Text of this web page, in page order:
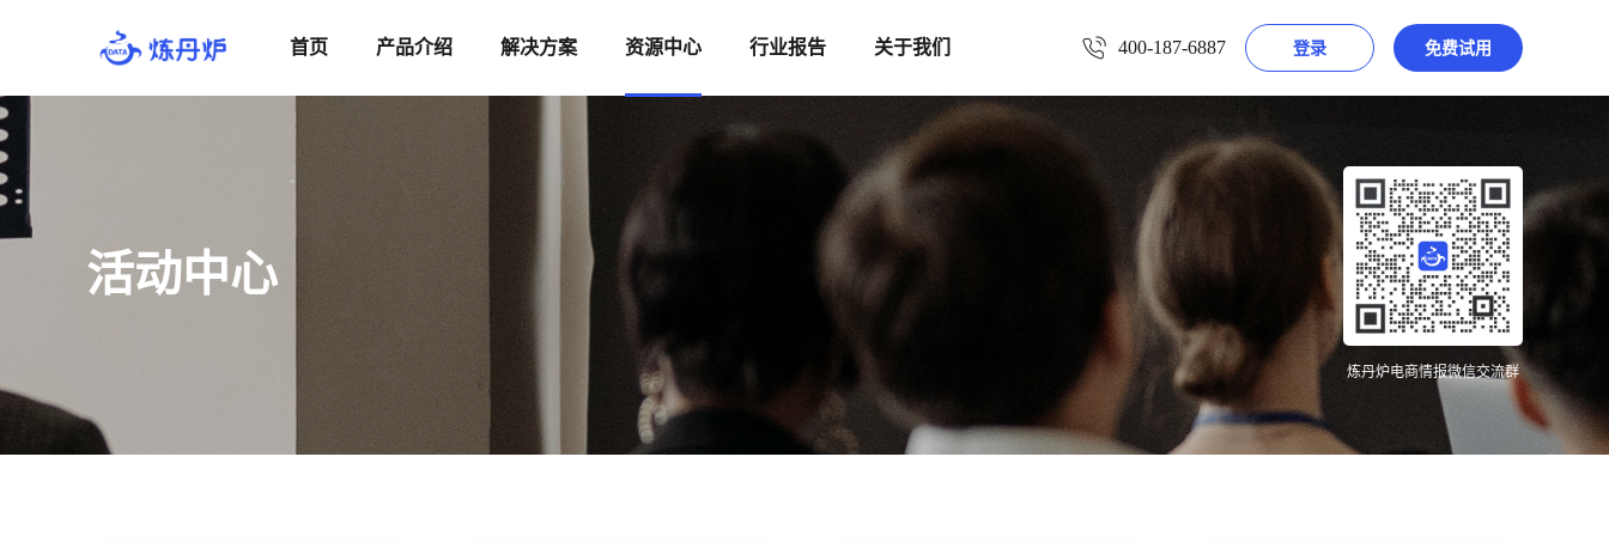
首页 产品介绍 解决方案 资源中心 行业报告 关于我们 400-187-6887 登录 免费试用
活动中心
炼丹炉电商情报微信交流群